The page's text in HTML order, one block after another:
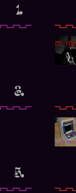
1.
3.
5.